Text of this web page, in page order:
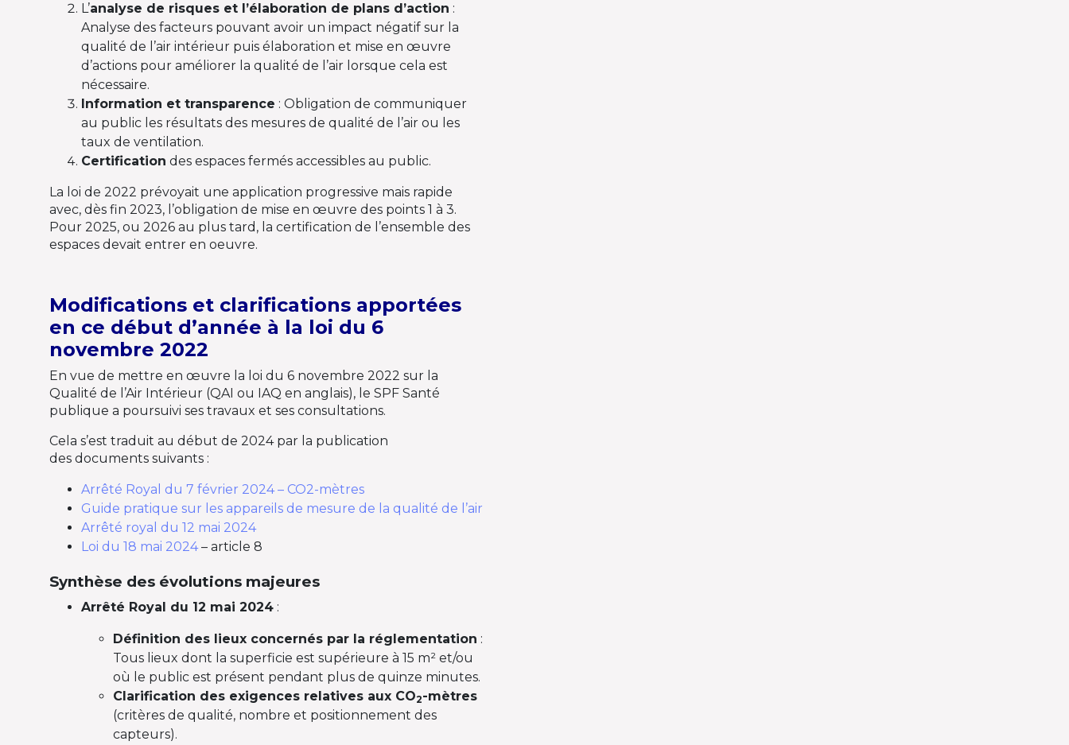
L’analyse de risques et l’élaboration de plans d’action :
Analyse des facteurs pouvant avoir un impact négatif sur la
qualité de l’air intérieur puis élaboration et mise en œuvre
d’actions pour améliorer la qualité de l’air lorsque cela est
nécessaire.
Information et transparence : Obligation de communiquer
au public les résultats des mesures de qualité de l’air ou les
taux de ventilation.
Certification des espaces fermés accessibles au public.
La loi de 2022 prévoyait une application progressive mais rapide
avec, dès fin 2023, l’obligation de mise en œuvre des points 1 à 3.
Pour 2025, ou 2026 au plus tard, la certification de l’ensemble des
espaces devait entrer en oeuvre.
Modifications et clarifications apportées
en ce début d’année à la loi du 6
novembre 2022
En vue de mettre en œuvre la loi du 6 novembre 2022 sur la
Qualité de l’Air Intérieur (QAI ou IAQ en anglais), le SPF Santé
publique a poursuivi ses travaux et ses consultations.
Cela s’est traduit au début de 2024 par la publication
des documents suivants :
Arrêté Royal du 7 février 2024 – CO2-mètres
Guide pratique sur les appareils de mesure de la qualité de l’air
Arrêté royal du 12 mai 2024
Loi du 18 mai 2024– article 8
Synthèse des évolutions majeures
Arrêté Royal du 12 mai 2024 :
Définition des lieux concernés par la réglementation :
Tous lieux dont la superficie est supérieure à 15 m² et/ou
où le public est présent pendant plus de quinze minutes.
Clarification des exigences relatives aux CO2-mètres
(critères de qualité, nombre et positionnement des
capteurs).